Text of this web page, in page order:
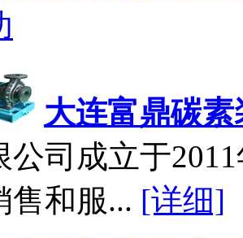
大连富鼎碳
公司成立于
售和服... [详细]